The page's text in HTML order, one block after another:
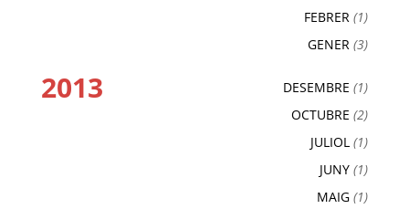
FEBRER (1)
GENER (3)
2013 DESEMBRE (1)
OCTUBRE (2)
JULIOL (1)
JUNY (1)
MAIG (1)